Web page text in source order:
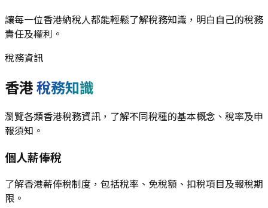
讓每一位香港納稅人都能輕鬆了解稅務知識，明白自己的稅務
責任及權利。
稅務資訊
香港稅務知識
瀏覽各類香港稅務資訊，了解不同稅種的基本概念、稅率及申
報須知。
個人薪俸稅
了解香港薪俸稅制度，包括稅率、免稅額、扣稅項目及報稅期
限。